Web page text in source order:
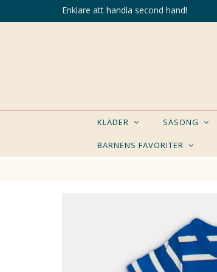
Enklare att handla second hand!
KLÄDER SÄSONG
BARNENS FAVORITER